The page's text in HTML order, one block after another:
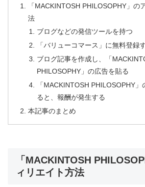
「MACKINTOSH PHILOSOPHY」の
法
ブログなどの発信ツールを持つ
「バリューコマース」に無料登録
ブログ記事を作成し、「
PHILOSOPHY」の広告を貼る
「MACKINTOSH PHILOSOPHY
ると、報酬が発生する
本記事のまとめ
「MACKINTOSH
ィリエイト方法